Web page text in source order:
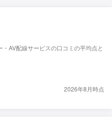
AV配線サービスの口コミの平均点と
2026年8月時点